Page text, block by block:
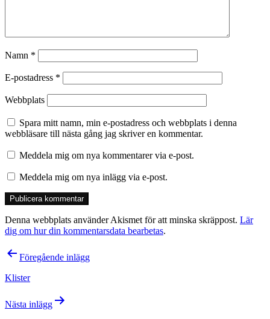
Namn *
E-postadress *
Webbplats
Spara mitt namn, min e-postadress och webbplats i denna
webbläsare till nästa gång jag skriver en kommentar.
Meddela mig om nya kommentarer via e-post.
Meddela mig om nya inlägg via e-post.
Denna webbplats använder Akismet för att minska skräppost. Lär
dig om hur din kommentarsdata bearbetas.
Inläggsnavigering
Föregående inlägg
Klister
Nästa inlägg